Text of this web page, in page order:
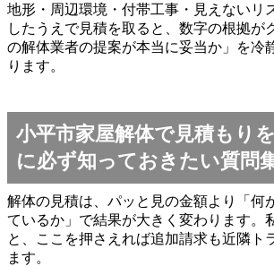
地形・周辺環境・付帯工事・見えないリ
したうえで見積を取ると、数字の根拠が
の解体業者の提案が本当に妥当か」を冷
ります。
小平市家屋解体で見積もり
に必ず知っておきたい質問
解体の見積は、パッと見の金額より「何
ているか」で結果が大きく変わります。
と、ここを押さえれば追加請求も近隣ト
ます。